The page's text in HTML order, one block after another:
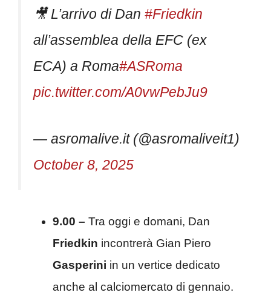
🎥 L’arrivo di Dan #Friedkin
all’assemblea della EFC (ex
ECA) a Roma#ASRoma
pic.twitter.com/A0vwPebJu9
— asromalive.it (@asromaliveit1)
October 8, 2025
9.00 – Tra oggi e domani, Dan
Friedkin incontrerà Gian Piero
Gasperini in un vertice dedicato
anche al calciomercato di gennaio.